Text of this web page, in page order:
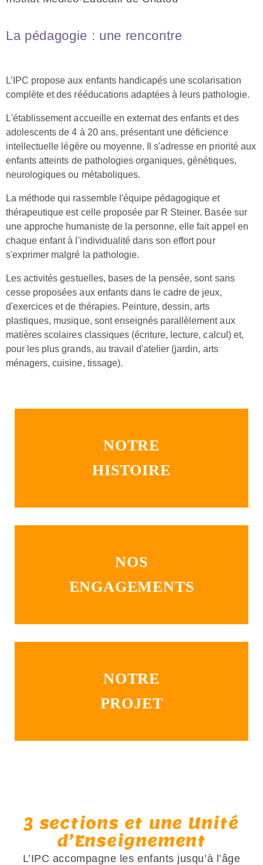
La pédagogie : une rencontre
L’IPC propose aux enfants handicapés une scolarisation
complète et des rééducations adaptées à leurs pathologie.
L'établissement accueille en externat des enfants et des
adolescents de 4 à 20 ans, présentant une déficience
intellectuelle légère ou moyenne. Il s'adresse en priorité aux
enfants atteints de pathologies organiques, génétiques,
neurologiques ou métaboliques.
La méthode qui rassemble l'équipe pédagogique et
thérapeutique est celle proposée par R Steiner. Basée sur
une approche humaniste de la personne, elle fait appel en
chaque enfant à l'individualité dans son effort pour
s'exprimer malgré la pathologie.
Les activités gestuelles, bases de la pensée, sont sans
cesse proposées aux enfants dans le cadre de jeux,
d'exercices et de thérapies. Peinture, dessin, arts
plastiques, musique, sont enseignés parallèlement aux
matières scolaires classiques (écriture, lecture, calcul) et,
pour les plus grands, au travail d'atelier (jardin, arts
ménagers, cuisine, tissage).
NOTRE
HISTOIRE
NOS
ENGAGEMENTS
NOTRE
PROJET
3 sections et une Unité
d’Enseignement
L’IPC accompagne les enfants jusqu’à l’âge